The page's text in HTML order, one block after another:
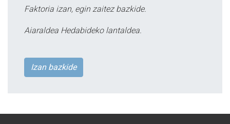
Faktoria izan, egin zaitez bazkide.
Aiaraldea Hedabideko lantaldea.
Izan bazkide